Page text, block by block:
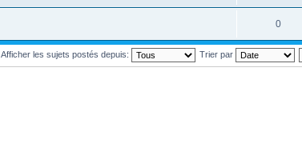
0
Afficher les sujets postés depuis: Trier par